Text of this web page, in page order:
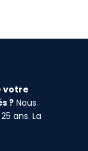
votre
? Nous
ans. La